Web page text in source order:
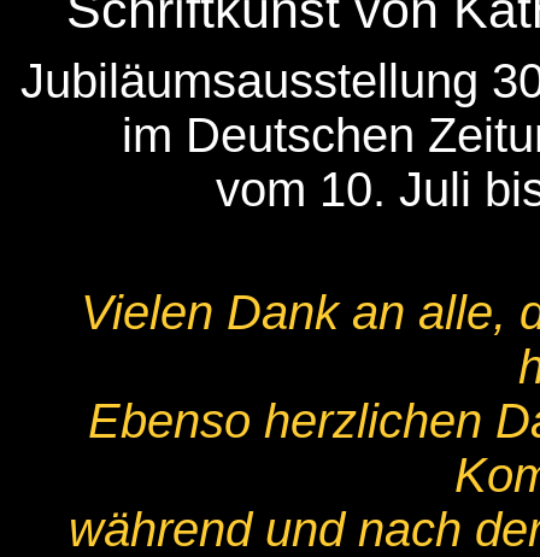
Jubiläumsausstellung
im Deutschen
vom 10. Juli
Vielen Dank an alle,
Ebenso herzlichen
während und nach